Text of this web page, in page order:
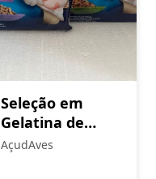
Seleção em
Gelatina de
alimentos para
AçudAves